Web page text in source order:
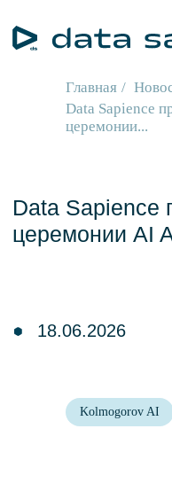
Главная /
Data Sapience
церемонии...
18.06.2026
Kolmogorov AI